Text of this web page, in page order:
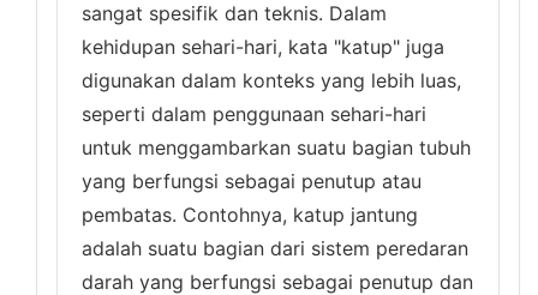
sangat spesifik dan teknis. Dalam
kehidupan sehari-hari, kata "katup" juga
digunakan dalam konteks yang lebih luas,
seperti dalam penggunaan sehari-hari
untuk menggambarkan suatu bagian tubuh
yang berfungsi sebagai penutup atau
pembatas. Contohnya, katup jantung
adalah suatu bagian dari sistem peredaran
darah yang berfungsi sebagai penutup dan